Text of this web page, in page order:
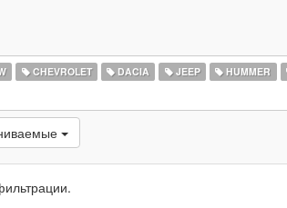
CHEVROLET DACIA JEEP HUMMER